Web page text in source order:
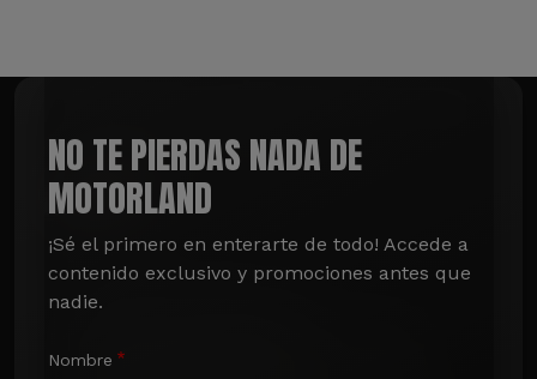
NO TE PIERDAS NADA DE
MOTORLAND
¡Sé el primero en enterarte de todo! Accede a
contenido exclusivo y promociones antes que
nadie.
Nombre